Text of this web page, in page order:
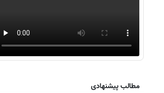
مطالب پیشنهادی